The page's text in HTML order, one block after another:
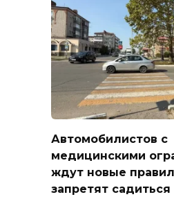
Автомобилистов с
медицинскими
ждут новые
запретят садиться